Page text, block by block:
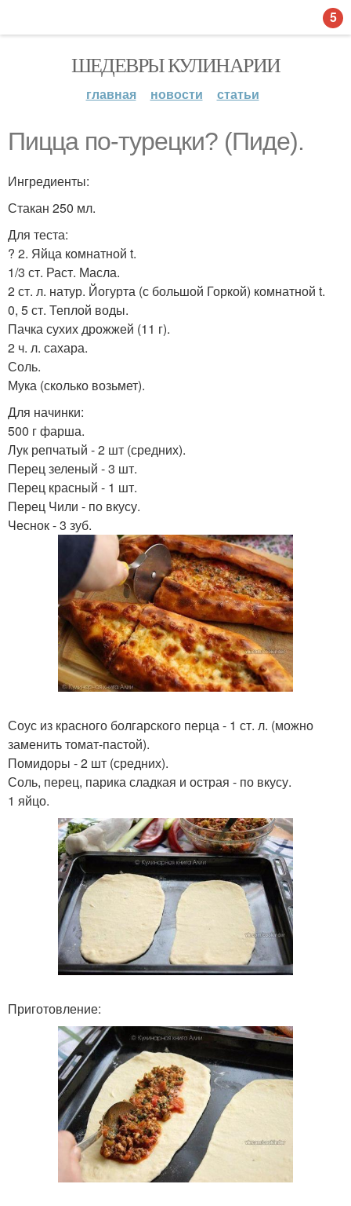
ШЕДЕВРЫ КУЛИНАРИИ
главная новости статьи
Пицца по-турецки? (Пиде).
Ингредиенты:
Стакан 250 мл.
Для теста:
? 2. Яйца комнатной t.
1/3 ст. Раст. Масла.
2 ст. л. натур. Йогурта (с большой Горкой) комнатной t.
0, 5 ст. Теплой воды.
Пачка сухих дрожжей (11 г).
2 ч. л. сахара.
Соль.
Мука (сколько возьмет).
Для начинки:
500 г фарша.
Лук репчатый - 2 шт (средних).
Перец зеленый - 3 шт.
Перец красный - 1 шт.
Перец Чили - по вкусу.
Чеснок - 3 зуб.
Соус из красного болгарского перца - 1 ст. л. (можно
заменить томат-пастой).
Помидоры - 2 шт (средних).
Соль, перец, парика сладкая и острая - по вкусу.
1 яйцо.
Приготовление:
5